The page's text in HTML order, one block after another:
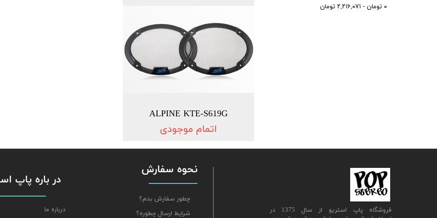
۰ تومان - ۲,۲۱۶,۰۷۱ تومان
ALPINE KTE-S619G
اتمام موجودی
​فروشگاه پاپ استریو از سال 1375 در
نحوه سفارش
چطور سفارش بدم؟
شرایط ارسال چطوره؟
در باره پاپ
درباره ما